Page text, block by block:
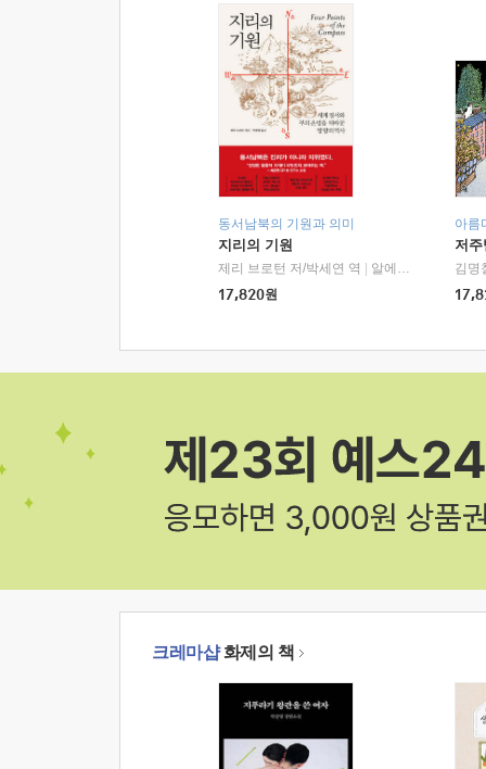
동서남북의 기원과 의미
지리의 기원
제리 브로턴 저/박세연 역
알에이치코리아(RHK)
17,820원
아름
저
김명
크레마샵화제의 책